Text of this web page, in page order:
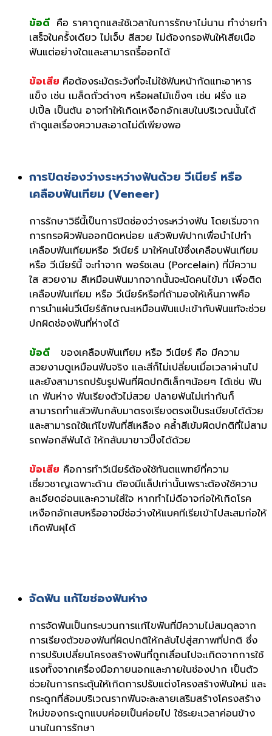
ข้อดี คือ ราคาถูกและใช้เวลาในการรักษาไม่นาน ทำง่ายทำ
เสร็จในครั้งเดียว ไม่เจ็บ สีสวย ไม่ต้องกรอฟันให้เสียเนือ
ฟันแต่อย่างใดและสามารถรื้ออกได้
ข้อเสีย คือต้องระมัดระวังที่จะไม่ใช้ฟันหน้ากัดแทะอาหาร
แข็ง เช่น เมล็ดถั่วต่างๆ หรือผลไม้แข็งๆ เช่น ฝรั่ง แอ
ปเปิ้ล เป็นต้น อาจทำให้เกิดเหงือกอักเสบในบริเวณนั้นได้
ถ้าดูแลเรื่องความสะอาดไม่ดีเพียงพอ
การปิดช่องว่างระหว่างฟันด้วย วีเนียร์ หรือ
เคลือบฟันเทียม (Veneer)
การรักษาวิธีนี้เป็นการปิดช่องว่างระหว่างฟัน โดยเริ่มจาก
การกรอผิวฟันออกนิดหน่อย แล้วพิมพ์ปากเพื่อนำไปทำ
เคลือบฟันเทียมหรือ วีเนียร์ มาให้คนไข้ซึ่งเคลือบฟันเทียม
หรือ วีเนียร์นี้ จะทำจาก พอร์ซเลน (Porcelain) ที่มีความ
ใส สวยงาม สีเหมือนฟันมากจากนั้นจะนัดคนไข้มา เพื่อติด
เคลือบฟันเทียม หรือ วีเนียร์หรือที่ถ้ามองให้เห็นภาพคือ
การนำแผ่นวีเนียร์ลักษณะเหมือนฟันแปะเข้ากับฟันแท้จะช่วย
ปกผิดช่องฟันที่ห่างได้
ข้อดี
ของเคลือบฟันเทียม หรือ วีเนียร์ คือ มีความ
สวยงามดูเหมือนฟันจริง และสีก็ไม่เปลี่ยนเมื่อเวลาผ่านไป
และยังสามารถปรับรูปฟันที่ผิดปกติเล็กๆน้อยๆ ได้เช่น ฟัน
เก ฟันห่าง ฟันเรียงตัวไม่สวย ปลายฟันไม่เท่ากันก็
สามารถทำแล้วฟันกลับมาตรงเรียงตรงเป็นระเบียบได้ด้วย
และสามารถใช้แก้ไขฟันที่สีเหลือง คล้ำสีเข้มผิดปกติที่ไม่สาม
รถฟอกสีฟันได้ ให้กลับมาขาวปิ๊งได้ด้วย
ข้อเสีย คือการทำวีเนียร์ต้องใช้ทันตแพทย์ที่ความ
เชี่ยวชาญเฉพาะด้าน ต้องมีแล็ปเท่านั้นเพราะต้องใช้ความ
ละเอียดอ่อนและความใส่ใจ หากทำไม่ดีอาจก่อให้เกิดโรค
เหงือกอักเสบหรืออาจมีช่อว่างให้แบคทีเรียเข้าไปสะสมก่อให้
เกิดฟันผุได้
จัดฟัน แก้ไขช่องฟันห่าง
การจัดฟันเป็นกระบวนการแก้ไขฟันที่มีความไม่สมดุลจาก
การเรียงตัวของฟันที่ผิดปกติให้กลับไปสู่สภาพที่ปกติ ซึ่ง
การปรับเปลี่ยนโครงสร้างฟันที่ถูกเลื่อนไปจะเกิดจากการใช้
แรงทั้งจากเครื่องมือภายนอกและภายในช่องปาก เป็นตัว
ช่วยในการกระตุ้นให้เกิดการปรับแต่งโครงสร้างฟันใหม่ และ
กระดูกที่ล้อมบริเวณรากฟันจะละลายเสริมสร้างโครงสร้าง
ใหม่ของกระดูกแบบค่อยเป็นค่อยไป ใช้ระยะเวลาค่อนข้าง
นานในการรักษา